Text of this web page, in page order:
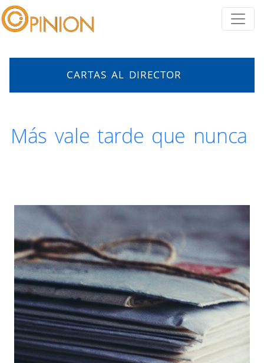
CARTAS AL DIRECTOR
Más vale tarde que nunca